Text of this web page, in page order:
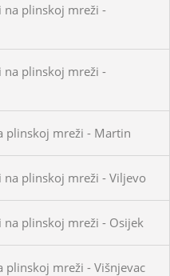
plinskoj mreži -
plinskoj mreži -
plinskoj mreži - Martin
plinskoj mreži - Viljevo
plinskoj mreži - Osijek
mreži - Višnjevac